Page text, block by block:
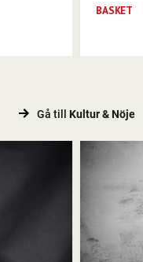
BASKET
Gå till Kultur & Nöje